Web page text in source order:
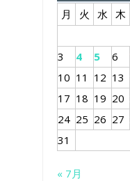
月
火 水 木
3
4 5 6
10 11 12 13
17 18 19 20
24 25 26 27
31
« 7月